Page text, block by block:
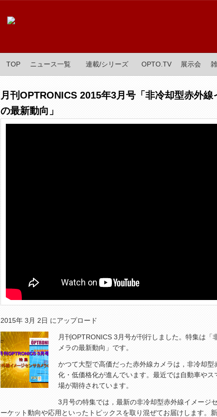
TOP ニュース一覧 連載/シリーズ OPTO.TV 展示会
月刊OPTRONICS 2015年3月号「非冷却型赤外
の最新動向」
2015年 3月 2日 にアップロード
月刊OPTRONICS 3月号が刊行しました。特集は「
メラの最新動向」です。
かつて大型で高価だった赤外線カメラは，非冷却
化・低価格化が進んでいます。最近では自動車や
場が期待されています。
3月号の特集では，最新の非冷却型赤外線イメージ
ーケット動向や応用といったトピックスを取り混ぜてお届けします。